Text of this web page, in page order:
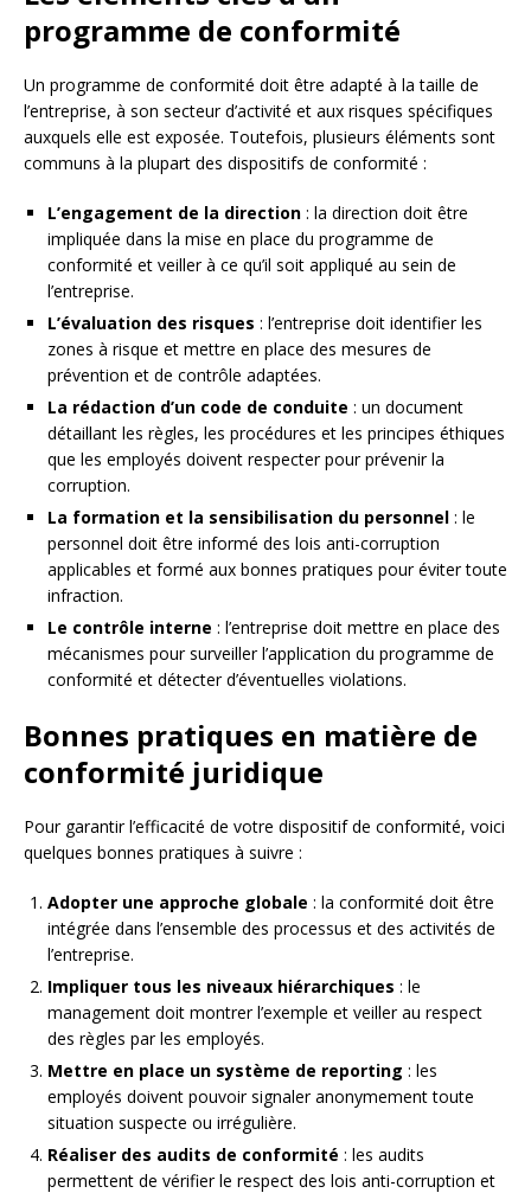
programme de conformité
Un programme de conformité doit être adapté à la taille de
l’entreprise, à son secteur d’activité et aux risques spécifiques
auxquels elle est exposée. Toutefois, plusieurs éléments sont
communs à la plupart des dispositifs de conformité :
L’engagement de la direction : la direction doit être
impliquée dans la mise en place du programme de
conformité et veiller à ce qu’il soit appliqué au sein de
l’entreprise.
L’évaluation des risques : l’entreprise doit identifier les
zones à risque et mettre en place des mesures de
prévention et de contrôle adaptées.
La rédaction d’un code de conduite : un document
détaillant les règles, les procédures et les principes éthiques
que les employés doivent respecter pour prévenir la
corruption.
La formation et la sensibilisation du personnel : le
personnel doit être informé des lois anti-corruption
applicables et formé aux bonnes pratiques pour éviter toute
infraction.
Le contrôle interne : l’entreprise doit mettre en place des
mécanismes pour surveiller l’application du programme de
conformité et détecter d’éventuelles violations.
Bonnes pratiques en matière de
conformité juridique
Pour garantir l’efficacité de votre dispositif de conformité, voici
quelques bonnes pratiques à suivre :
Adopter une approche globale : la conformité doit être
intégrée dans l’ensemble des processus et des activités de
l’entreprise.
Impliquer tous les niveaux hiérarchiques : le
management doit montrer l’exemple et veiller au respect
des règles par les employés.
Mettre en place un système de reporting : les
employés doivent pouvoir signaler anonymement toute
situation suspecte ou irrégulière.
Réaliser des audits de conformité : les audits
permettent de vérifier le respect des lois anti-corruption et